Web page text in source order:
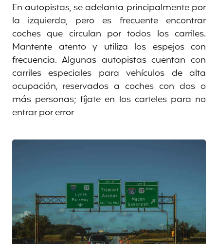
En autopistas, se adelanta principalmente por
la izquierda, pero es frecuente encontrar
coches que circulan por todos los carriles.
Mantente atento y utiliza los espejos con
frecuencia. Algunas autopistas cuentan con
carriles especiales para vehículos de alta
ocupación, reservados a coches con dos o
más personas; fíjate en los carteles para no
entrar por error